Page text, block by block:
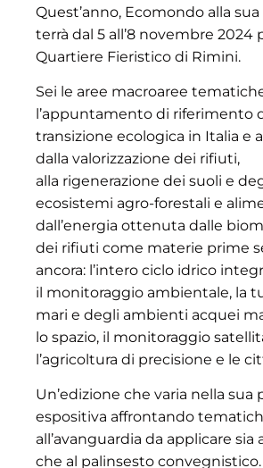
Quest’anno, Ecomondo alla sua
terrà dal 5 all’8 novembre 2024
Quartiere Fieristico di Rimini.
Sei le aree macroaree
l’appuntamento di riferimento
transizione ecologica in Italia e
dalla valorizzazione dei rifiuti,
alla rigenerazione dei suoli e
ecosistemi agro-forestali e
dall’energia ottenuta dalle
dei rifiuti come materie prime
ancora: l’intero ciclo idrico
il monitoraggio ambientale, la
mari e degli ambienti acquei
lo spazio, il monitoraggio
l’agricoltura di precisione e le
Un’edizione che varia nella sua
espositiva affrontando
all’avanguardia da applicare sia
che al palinsesto convegnistico.